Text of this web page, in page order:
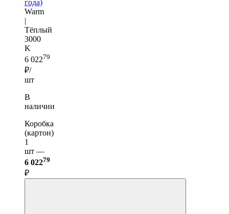
года)
Warm
|
Тёплый
3000
K
6 02279
₽/
шт
В
наличии
Коробка
(картон)
1
шт —
6 02279
₽